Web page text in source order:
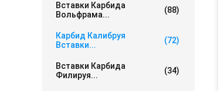
Вставки Карбида
Вольфрама...
(88)
Карбид Калибруя
Вставки...
(72)
Вставки Карбида
Филируя...
(34)